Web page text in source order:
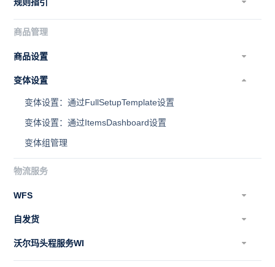
商品管理
商品设置
变体设置
变体设置：通过FullSetupTemplate设置
变体设置：通过ItemsDashboard设置
变体组管理
物流服务
WFS
自发货
沃尔玛头程服务WI